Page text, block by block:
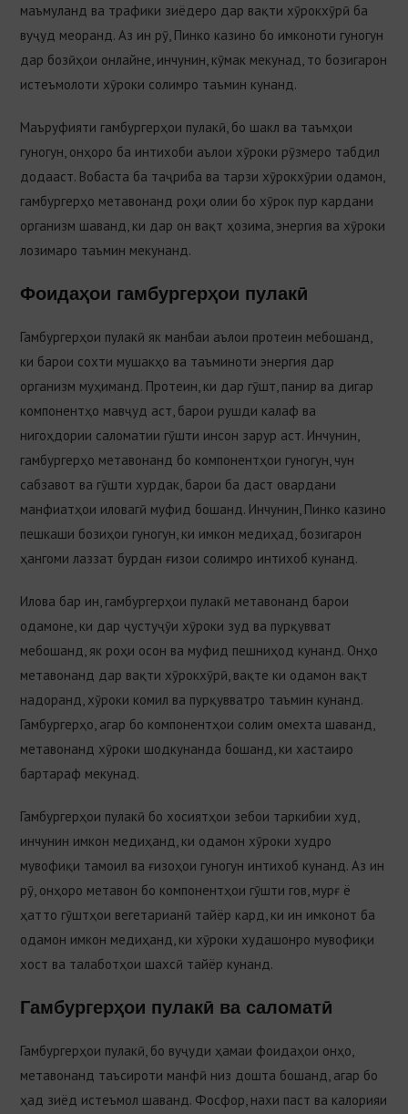
маъмуланд ва трафики зиёдеро дар вақти хӯрокхӯрӣ ба
вуҷуд меоранд. Аз ин рӯ, Пинко казино бо имконоти гуногун
дар бозӣҳои онлайне, инчунин, кӯмак мекунад, то бозигарон
истеъмолоти хӯроки солимро таъмин кунанд.
Маъруфияти гамбургерҳои пулакӣ, бо шакл ва таъмҳои
гуногун, онҳоро ба интихоби аълои хӯроки рӯзмеро табдил
додааст. Вобаста ба таҷриба ва тарзи хӯрокхӯрии одамон,
гамбургерҳо метавонанд роҳи олии бо хӯрок пур кардани
организм шаванд, ки дар он вақт ҳозима, энергия ва хӯроки
лозимаро таъмин мекунанд.
Фоидаҳои гамбургерҳои пулакӣ
Гамбургерҳои пулакӣ як манбаи аълои протеин мебошанд,
ки барои сохти мушакҳо ва таъминоти энергия дар
организм муҳиманд. Протеин, ки дар гӯшт, панир ва дигар
компонентҳо мавҷуд аст, барои рушди калаф ва
нигоҳдории саломатии гӯшти инсон зарур аст. Инчунин,
гамбургерҳо метавонанд бо компонентҳои гуногун, чун
сабзавот ва гӯшти хурдак, барои ба даст овардани
манфиатҳои иловагӣ муфид бошанд. Инчунин, Пинко казино
пешкаши бозиҳои гуногун, ки имкон медиҳад, бозигарон
ҳангоми лаззат бурдан ғизои солимро интихоб кунанд.
Илова бар ин, гамбургерҳои пулакӣ метавонанд барои
одамоне, ки дар ҷустуҷӯи хӯроки зуд ва пурқувват
мебошанд, як роҳи осон ва муфид пешниҳод кунанд. Онҳо
метавонанд дар вақти хӯрокхӯрӣ, вақте ки одамон вақт
надоранд, хӯроки комил ва пурқувватро таъмин кунанд.
Гамбургерҳо, агар бо компонентҳои солим омехта шаванд,
метавонанд хӯроки шодкунанда бошанд, ки хастаиро
бартараф мекунад.
Гамбургерҳои пулакӣ бо хосиятҳои зебои таркибии худ,
инчунин имкон медиҳанд, ки одамон хӯроки худро
мувофиқи тамоил ва ғизоҳои гуногун интихоб кунанд. Аз ин
рӯ, онҳоро метавон бо компонентҳои гӯшти гов, мурғ ё
ҳатто гӯштҳои вегетарианӣ тайёр кард, ки ин имконот ба
одамон имкон медиҳанд, ки хӯроки худашонро мувофиқи
хост ва талаботҳои шахсӣ тайёр кунанд.
Гамбургерҳои пулакӣ ва саломатӣ
Гамбургерҳои пулакӣ, бо вуҷуди ҳамаи фоидаҳои онҳо,
метавонанд таъсироти манфӣ низ дошта бошанд, агар бо
ҳад зиёд истеъмол шаванд. Фосфор, нахи паст ва калорияи